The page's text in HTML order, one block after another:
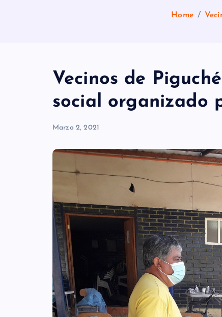
Home
Vecinos de
social organizado
Marzo 2, 2021